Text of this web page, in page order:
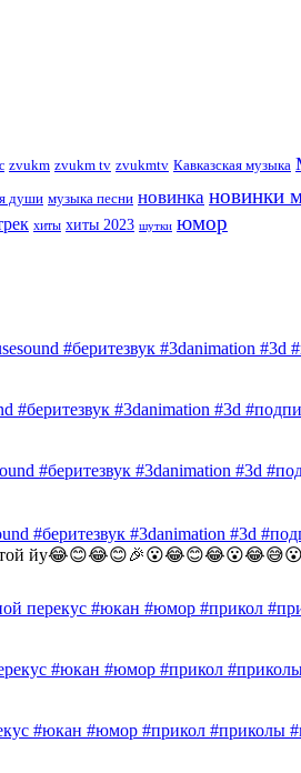
zvukm zvukm tv zvukmtv Кавказская музыка
души музыка песни новинка новинки
хиты хиты 2023 шутки юмор
#беритезвук #3danimation
#беритезвук #3danimation #3d
#беритезвук #3danimation #3d
#беритезвук #3danimation #3d
перекус #юкан #юмор #прикол
#юкан #юмор #прикол
#юкан #юмор #прикол #приколы